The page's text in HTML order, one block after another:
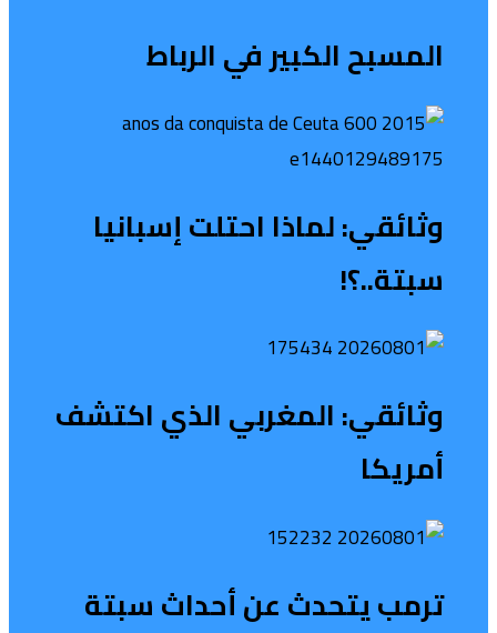
المسبح الكبير في الرباط
وثائقي: لماذا احتلت إسبانيا
سبتة..؟!
وثائقي: المغربي الذي اكتشف
أمريكا
ترمب يتحدث عن أحداث سبتة